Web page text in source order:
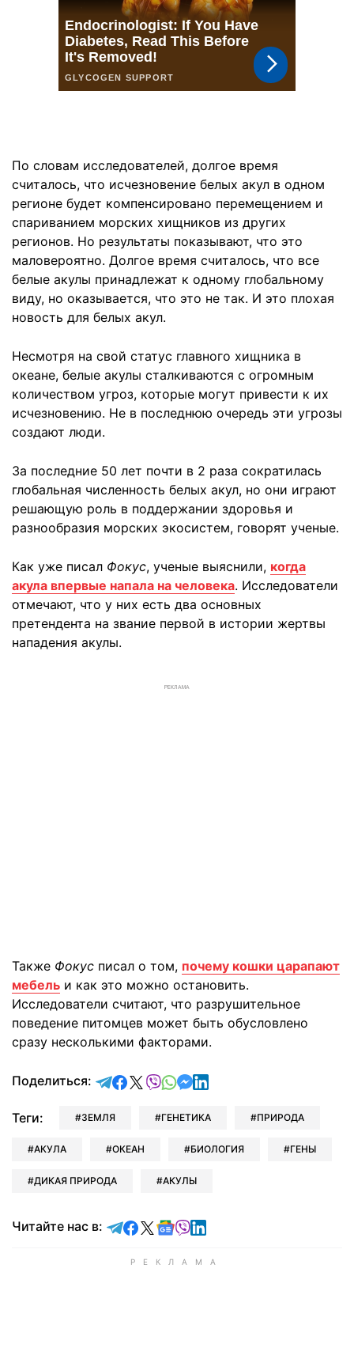
По словам исследователей, долгое время
считалось, что исчезновение белых акул в одном
регионе будет компенсировано перемещением и
спариванием морских хищников из других
регионов. Но результаты показывают, что это
маловероятно. Долгое время считалось, что все
белые акулы принадлежат к одному глобальному
виду, но оказывается, что это не так. И это плохая
новость для белых акул.
Несмотря на свой статус главного хищника в
океане, белые акулы сталкиваются с огромным
количеством угроз, которые могут привести к их
исчезновению. Не в последнюю очередь эти угрозы
создают люди.
За последние 50 лет почти в 2 раза сократилась
глобальная численность белых акул, но они играют
решающую роль в поддержании здоровья и
разнообразия морских экосистем, говорят ученые.
Как уже писал Фокус, ученые выяснили, когда
акула впервые напала на человека. Исследователи
отмечают, что у них есть два основных
претендента на звание первой в истории жертвы
нападения акулы.
РЕКЛАМА
Также Фокус писал о том, почему кошки царапают
мебель и как это можно остановить.
Исследователи считают, что разрушительное
поведение питомцев может быть обусловлено
сразу несколькими факторами.
Поделиться: отправить в Telegram
поделиться в Facebook
поделиться в X
отправить в Viber
отправить в Whatsapp
отправить в Messenger
отправить в LinkedIn
Теги: ЗЕМЛЯ ГЕНЕТИКА ПРИРОДА
АКУЛА ОКЕАН БИОЛОГИЯ ГЕНЫ
ДИКАЯ ПРИРОДА АКУЛЫ
Читайте нас в: Читайте в Telegram
Читайте в Facebook
Читайте в X
Читайте в Google news
Читайте в Viber
Читайте в LinkedIn